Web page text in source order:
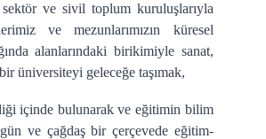
ve sivil toplum kuruluşlarıyla
ve mezunlarımızın küresel
alanlarındaki birikimiyle sanat,
üniversiteyi geleceğe taşımak,
içinde bulunarak ve eğitimin bilim
ve çağdaş bir çerçevede eğitim-